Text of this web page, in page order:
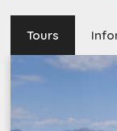
Tours